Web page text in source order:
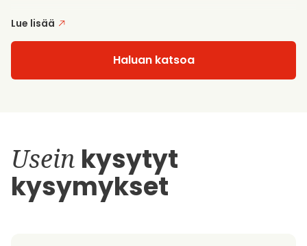
Lue lisää
Haluan katsoa
Usein kysytyt
kysymykset